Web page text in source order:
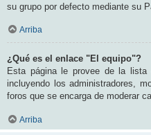
su grupo por defecto mediante su
Arriba
¿Qué es el enlace "El equipo"?
Esta página le provee de la
incluyendo los administradores,
foros que se encarga de moderar
Arriba